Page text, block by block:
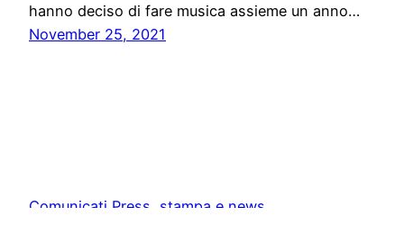
hanno deciso di fare musica assieme un anno…
November 25, 2021
Comunicati Press, stampa e news